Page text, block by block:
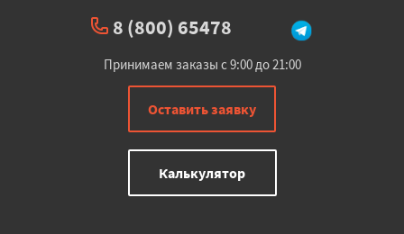
8 (800) 65478
Принимаем заказы с 9:00 до 21:00
Оставить заявку
Калькулятор